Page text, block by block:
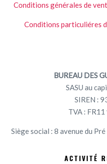
Conditions générales de
Conditions particuliéres
BUREAU DES
SASU au
SIREN :
TVA :
Siège social : 8 avenue du
ACTIVITÉ